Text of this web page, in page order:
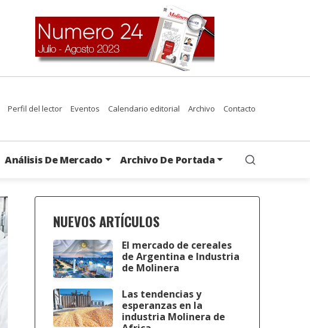
Perfil del lector Eventos Calendario editorial Archivo Contacto
Análisis De Mercado Archivo De Portada
NUEVOS ARTÍCULOS
El mercado de cereales
de Argentina e Industria
de Molinera
Las tendencias y
esperanzas en la
industria Molinera de